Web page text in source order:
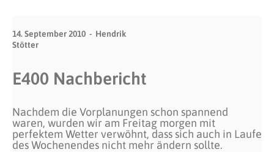
14. September 2010
Hendrik
Stötter
E400 Nachbericht
Nachdem die Vorplanungen schon spannend
waren, wurden wir am Freitag morgen mit
perfektem Wetter verwöhnt, dass sich auch in Laufe
des Wochenendes nicht mehr ändern sollte.